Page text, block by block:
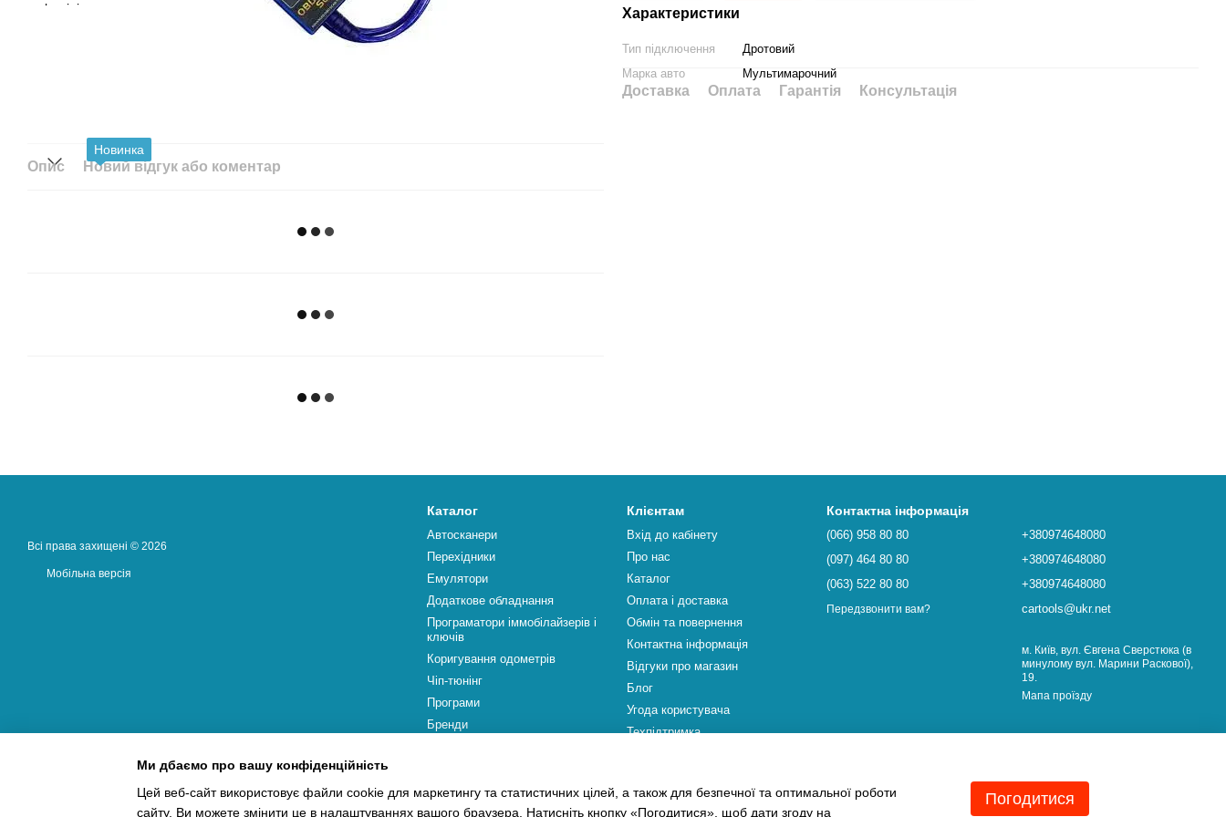
Новинка
Опис Новий відгук або коментар
Характеристики
Тип підключення
Дротовий
Марка авто
Мультимарочний
Доставка Оплата Гарантія Консультація
Всі права захищені © 2026
Мобільна версія
Каталог
Автосканери
Перехідники
Емулятори
Додаткове обладнання
Програматори іммобілайзерів і
ключів
Коригування одометрів
Чіп-тюнінг
Програми
Бренди
Клієнтам
Вхід до кабінету
Про нас
Каталог
Оплата і доставка
Обмін та повернення
Контактна інформація
Відгуки про магазин
Блог
Угода користувача
Техпідтримка
Контактна інформація
(066) 958 80 80
(097) 464 80 80
(063) 522 80 80
Передзвонити вам?
+380974648080
+380974648080
+380974648080
cartools@ukr.net
м. Київ, вул. Євгена Сверстюка (в
минулому вул. Марини Раскової),
19.
Мапа проїзду
Ми дбаємо про вашу конфіденційність
Цей веб-сайт використовує файли cookie для маркетингу та статистичних цілей, а також для безпечної та оптимальної роботи
сайту. Ви можете змінити це в налаштуваннях вашого браузера. Натисніть кнопку «Погодитися», щоб дати згоду на
Погодитися